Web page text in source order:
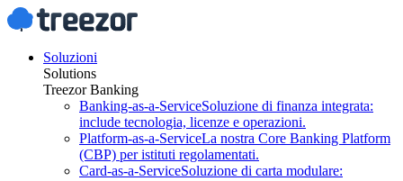
Soluzioni
Solutions
Treezor Banking
Banking-as-a-ServiceSoluzione di finanza integrata:
include tecnologia, licenze e operazioni.
Platform-as-a-ServiceLa nostra Core Banking Platform
(CBP) per istituti regolamentati.
Card-as-a-ServiceSoluzione di carta modulare: